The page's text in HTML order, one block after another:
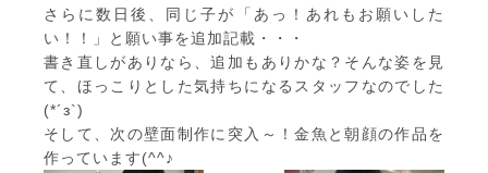
さらに数日後、同じ子が「あっ！あれもお願いした
い！！」と願い事を追加記載・・・
書き直しがありなら、追加もありかな？そんな姿を見
て、ほっこりとした気持ちになるスタッフなのでした
(*´з`)
そして、次の壁面制作に突入～！金魚と朝顔の作品を
作っています(^^♪